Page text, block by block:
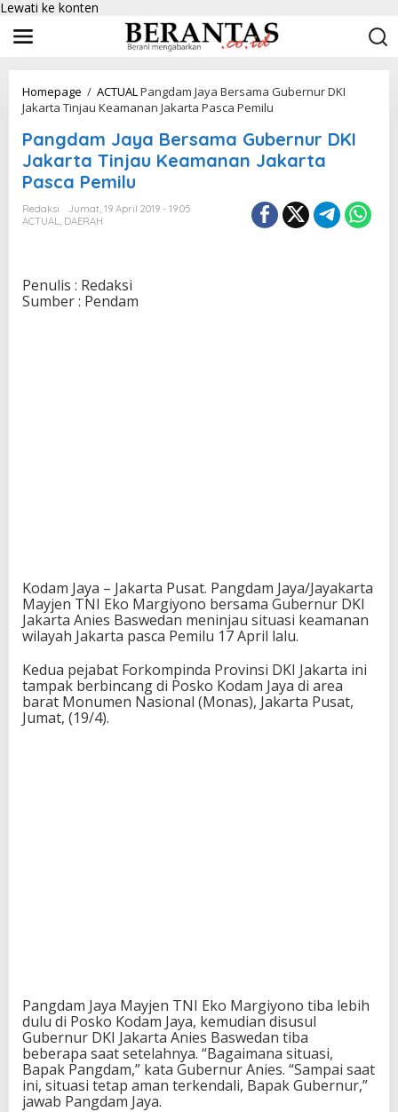
Lewati ke konten
Homepage / ACTUALPangdam Jaya Bersama Gubernur DKI
Jakarta Tinjau Keamanan Jakarta Pasca Pemilu
Pangdam Jaya Bersama Gubernur DKI
Jakarta Tinjau Keamanan Jakarta
Pasca Pemilu
Redaksi
Jumat, 19 April 2019 - 19:05
ACTUAL, DAERAH
Penulis : Redaksi
Sumber : Pendam
Kodam Jaya – Jakarta Pusat. Pangdam Jaya/Jayakarta
Mayjen TNI Eko Margiyono bersama Gubernur DKI
Jakarta Anies Baswedan meninjau situasi keamanan
wilayah Jakarta pasca Pemilu 17 April lalu.
Kedua pejabat Forkompinda Provinsi DKI Jakarta ini
tampak berbincang di Posko Kodam Jaya di area
barat Monumen Nasional (Monas), Jakarta Pusat,
Jumat, (19/4).
Pangdam Jaya Mayjen TNI Eko Margiyono tiba lebih
dulu di Posko Kodam Jaya, kemudian disusul
Gubernur DKI Jakarta Anies Baswedan tiba
beberapa saat setelahnya. “Bagaimana situasi,
Bapak Pangdam,” kata Gubernur Anies. “Sampai saat
ini, situasi tetap aman terkendali, Bapak Gubernur,”
jawab Pangdam Jaya.